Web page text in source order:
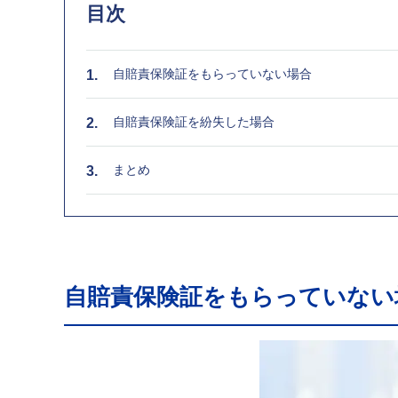
目次
自賠責保険証をもらっていない場合
自賠責保険証を紛失した場合
まとめ
自賠責保険証をもらっていな